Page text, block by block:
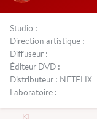
Studio :
Direction artistique :
Diffuseur :
Éditeur DVD :
Distributeur : NETFLIX
Laboratoire :